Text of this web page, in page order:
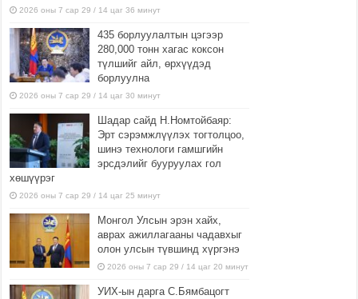
2026 оны 7 сар 29 / 14 цаг 36 минут
435 борлуулалтын цэгээр
280,000 тонн хагас коксон
түлшийг айл, өрхүүдэд
борлуулна
2026 оны 7 сар 29 / 14 цаг 30 минут
Шадар сайд Н.Номтойбаяр:
Эрт сэрэмжлүүлэх тогтолцоо,
шинэ технологи гамшгийн
эрсдэлийг бууруулах гол
хөшүүрэг
2026 оны 7 сар 29 / 14 цаг 25 минут
Монгол Улсын эрэн хайх,
аврах ажиллагааны чадавхыг
олон улсын түвшинд хүргэнэ
2026 оны 7 сар 29 / 14 цаг 20 минут
УИХ-ын дарга С.Бямбацогт